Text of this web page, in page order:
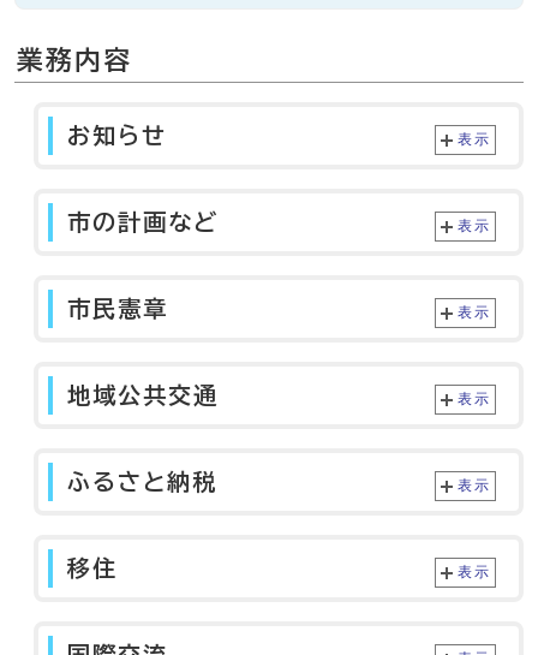
業務内容
お知らせ 表示
市の計画など 表示
市民憲章 表示
地域公共交通 表示
ふるさと納税 表示
移住 表示